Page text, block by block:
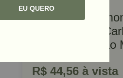
Ref: 23906
Vara para
1200mm Aço
Acetinado União
R$ 44,56 à vista
EU QUERO